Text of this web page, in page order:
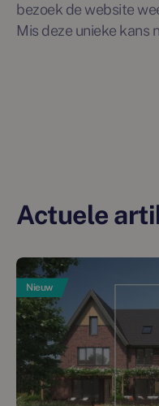
bezoek de website
Mis deze unieke kans
Actuele
Nieuw